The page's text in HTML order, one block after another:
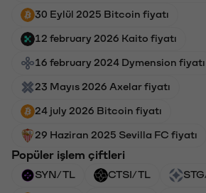
30 Eylül 2025 Bitcoin fiyatı
12 february 2026 Kaito fiyatı
16 february 2024 Dymension fiyatı
23 Mayıs 2026 Axelar fiyatı
24 july 2026 Bitcoin fiyatı
29 Haziran 2025 Sevilla FC fiyatı
Popüler işlem çiftleri
SYN/TL CTSI/TL